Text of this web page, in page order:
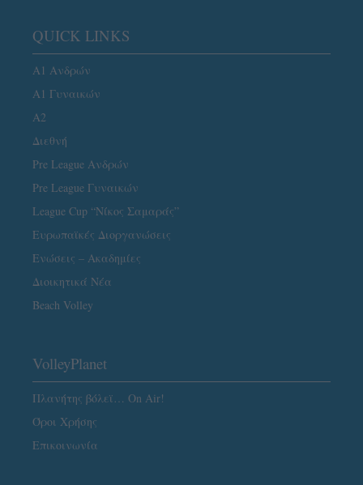
QUICK LINKS
Α1 Ανδρών
Α1 Γυναικών
A2
Διεθνή
Pre League Ανδρών
Pre League Γυναικών
League Cup “Νίκος Σαμαράς”
Ευρωπαϊκές Διοργανώσεις
Ενώσεις – Ακαδημίες
Διοικητικά Νέα
Beach Volley
VolleyPlanet
Πλανήτης βόλεϊ… On Air!
Όροι Χρήσης
Επικοινωνία